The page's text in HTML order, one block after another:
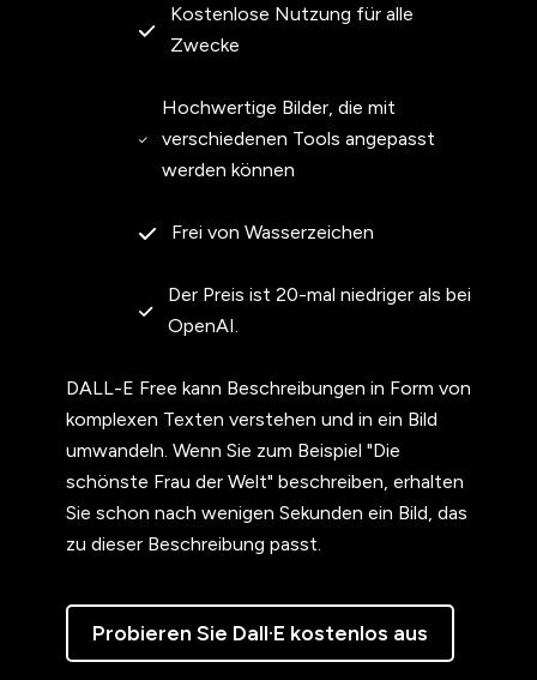
Kostenlose Nutzung für alle
Zwecke
Hochwertige Bilder, die mit
verschiedenen Tools angepasst
werden können
Frei von Wasserzeichen
Der Preis ist 20-mal niedriger als bei
OpenAI.
DALL-E Free kann Beschreibungen in Form von
komplexen Texten verstehen und in ein Bild
umwandeln. Wenn Sie zum Beispiel "Die
schönste Frau der Welt" beschreiben, erhalten
Sie schon nach wenigen Sekunden ein Bild, das
zu dieser Beschreibung passt.
Probieren Sie Dall·E kostenlos aus